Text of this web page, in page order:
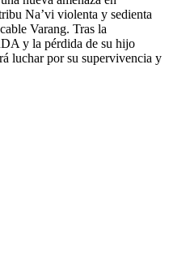
Na’vi violenta y sedienta
Varang. Tras la
y la pérdida de su hijo
luchar por su supervivencia y